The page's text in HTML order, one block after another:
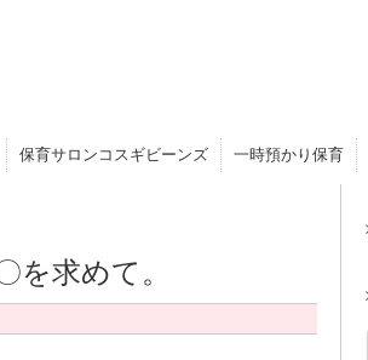
保育サロンコスギビーンズ 一時預かり保育
求めて。